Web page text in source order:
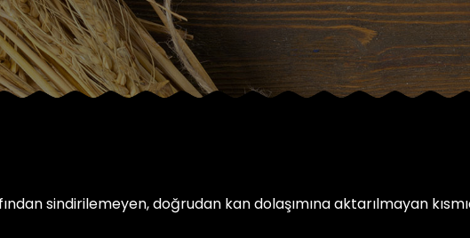
sindirilemeyen, doğrudan kan dolaşımına aktarılmayan